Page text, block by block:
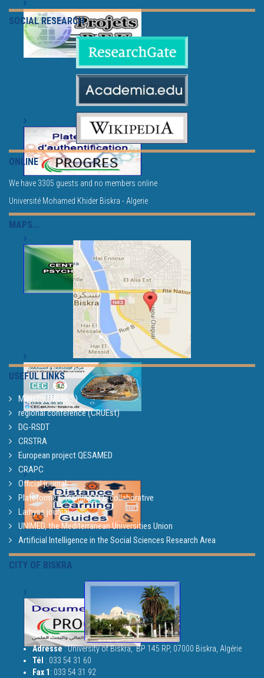
SOCIAL RESEARCH
ONLINE
We have 3305 guests and no members online
Université Mohamed Khider Biskra - Algerie
MAPS...
USEFUL LINKS
Ministry (MESRS)
regional conference (CRUEst)
DG-RSDT
CRSTRA
European project QESAMED
CRAPC
Official journal
Plateforme E-learning et E-collaborative
Larhyss journal
UNIMED, the Mediterranean Universities Union
Artificial Intelligence in the Social Sciences Research Area
CITY OF BISKRA
Adresse: University of Biskra,BP 145 RP, 07000 Biskra, Algérie
Tél : 033 54 31 60
Fax 1: 033 54 31 92